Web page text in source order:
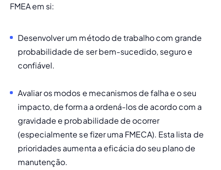
FMEA em si:
Desenvolver um método de trabalho com grande
probabilidade de ser bem-sucedido, seguro e
confiável.
Avaliar os modos e mecanismos de falha e o seu
impacto, de forma a ordená-los de acordo com a
gravidade e probabilidade de ocorrer
(especialmente se fizer uma FMECA). Esta lista de
prioridades aumenta a eficácia do seu plano de
manutenção.